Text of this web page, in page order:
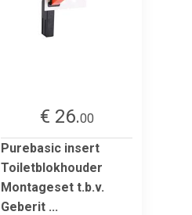
€ 26.00
Purebasic insert
Toiletblokhouder
Montageset t.b.v.
Geberit ...